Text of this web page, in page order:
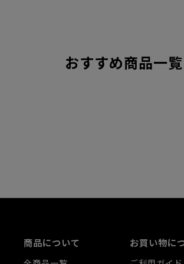
おすすめ商品一覧
商品について お買い物に